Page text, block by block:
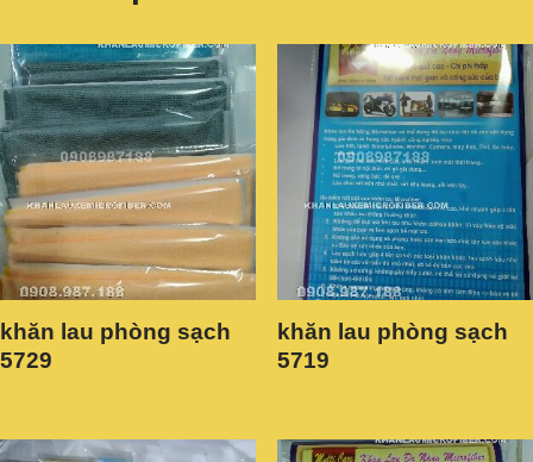
khăn lau phòng sạch
5729
khăn lau phòng sạch
5719